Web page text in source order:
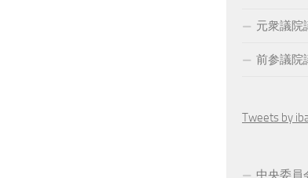
元衆議院
前参議院
Tweets by
中央委員